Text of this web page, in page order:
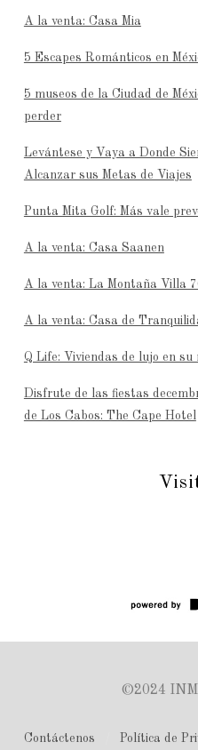
A la venta: Casa Mia
5 Escapes Románticos en
5 museos de la Ciudad de
perder
Levántese y Vaya a Donde
Alcanzar sus Metas de Viajes
Punta Mita Golf: Más vale
A la venta: Casa Saanen
A la venta: La Montaña Villa
A la venta: Casa de
Q Life: Viviendas de lujo en su
Disfrute de las fiestas
de Los Cabos: The Cape Hotel
©2024
Contáctenos Política de